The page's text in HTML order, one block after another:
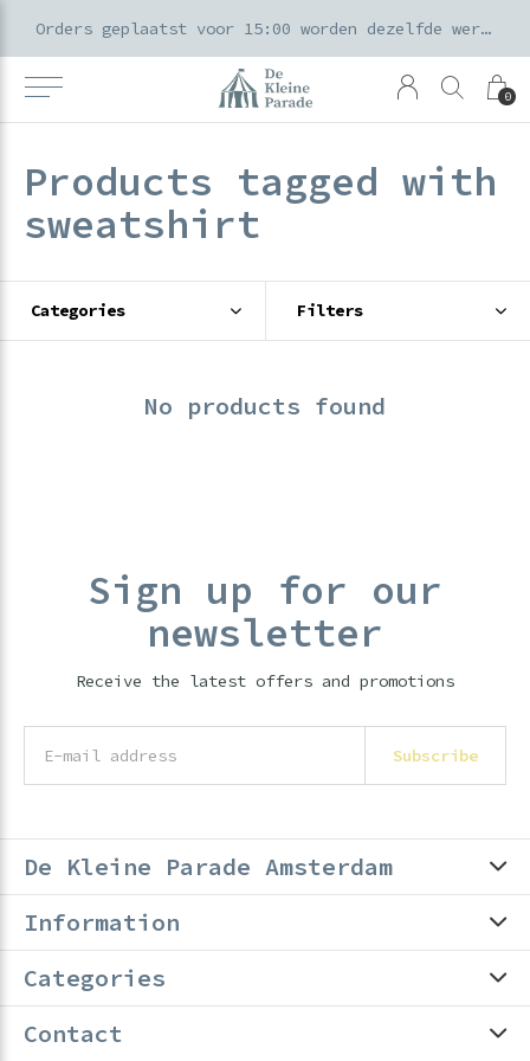
0
Orders geplaatst voor 15:00 worden dezelfde werkdag verzonden
Products tagged with
sweatshirt
Categories Filters
No products found
Sign up for our
newsletter
Receive the latest offers and promotions
Subscribe
De Kleine Parade Amsterdam
Information
Categories
Contact